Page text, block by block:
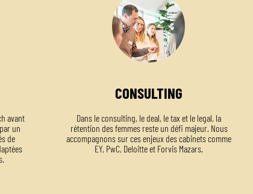
avant
un
de
CONSULTING
Dans le consulting, le deal, le tax et le legal, la
rétention des femmes reste un défi majeur. Nous
accompagnons sur ces enjeux des cabinets comme
EY, PwC, Deloitte et Forvis Mazars.